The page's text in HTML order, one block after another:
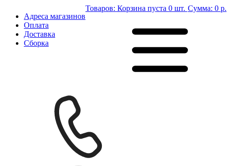
Адреса магазинов
Оплата
Доставка
Сборка
Товаров: Корзина пуста 0 шт. Сумма: 0 р.